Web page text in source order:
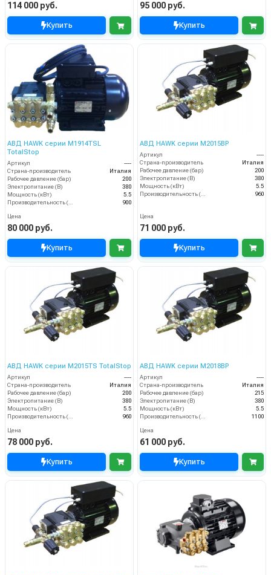
114 000 руб.
Купить
95 000 руб.
Купить
АВД HAWK серии M1914TSL
TotalStop
Артикул
----
Страна-производитель
Италия
Рабочее давление (бар)
200
Электропитание (В)
380
Мощность (кВт)
5.5
900
Цена
80 000 руб.
Купить
АВД HAWK серии M2015BP
Артикул
----
Страна-производитель
Италия
Рабочее давление (бар)
200
Электропитание (В)
380
Мощность (кВт)
5.5
960
Цена
71 000 руб.
Купить
АВД HAWK серии M2015TS TotalStop
Артикул
----
Страна-производитель
Италия
Рабочее давление (бар)
200
Электропитание (В)
380
Мощность (кВт)
5.5
960
Цена
78 000 руб.
Купить
АВД HAWK серии M2018BP
Артикул
----
Страна-производитель
Италия
Рабочее давление (бар)
215
Электропитание (В)
380
Мощность (кВт)
5.5
1100
Цена
61 000 руб.
Купить